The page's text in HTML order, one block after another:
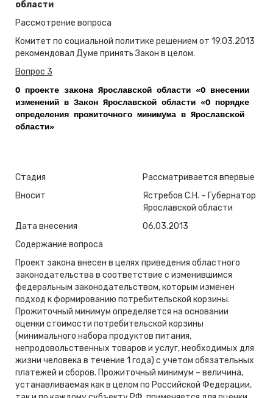
области
Рассмотрение вопроса
Комитет по социальной политике решением от 19.03.2013
рекомендовал Думе принять Закон в целом.
Вопрос 3
О проекте закона Ярославской области «О внесении
изменений в Закон Ярославской области «О порядке
определения прожиточного минимума в Ярославской
области»
Стадия
Рассматривается впервые
Вносит
Ястребов С.Н. – Губернатор
Ярославской области
Дата внесения
06.03.2013
Содержание вопроса
Проект закона внесен в целях приведения областного
законодательства в соответствие с изменившимся
федеральным законодательством, которым изменен
подход к формированию потребительской корзины.
Прожиточный минимум определяется на основании
оценки стоимости потребительской корзины
(минимального набора продуктов питания,
непродовольственных товаров и услуг, необходимых для
жизни человека в течение 1 года) с учетом обязательных
платежей и сборов. Прожиточный минимум – величина,
устанавливаемая как в целом по Российской Федерации,